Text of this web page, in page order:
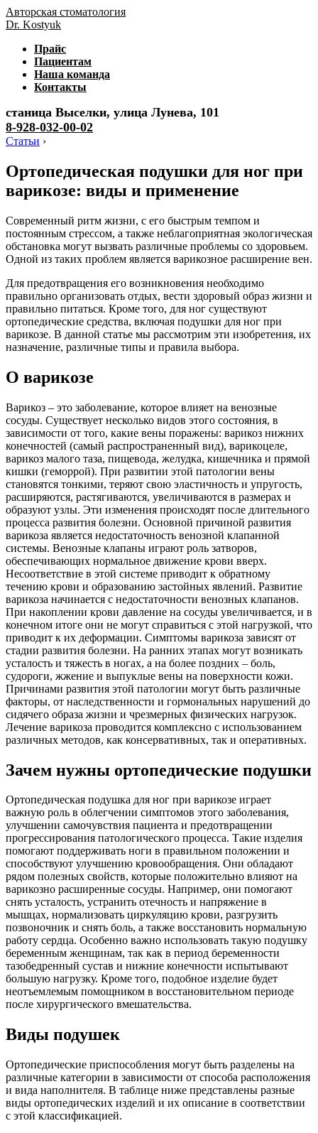
Авторская стоматология
Dr. Kostyuk
Прайс
Пациентам
Наша команда
Контакты
станица Выселки, улица Лунева, 101
8-928-032-00-02
Статьи ›
Ортопедическая подушки для ног при
варикозе: виды и применение
Современный ритм жизни, с его быстрым темпом и
постоянным стрессом, а также неблагоприятная экологическая
обстановка могут вызвать различные проблемы со здоровьем.
Одной из таких проблем является варикозное расширение вен.
Для предотвращения его возникновения необходимо
правильно организовать отдых, вести здоровый образ жизни и
правильно питаться. Кроме того, для ног существуют
ортопедические средства, включая подушки для ног при
варикозе. В данной статье мы рассмотрим эти изобретения, их
назначение, различные типы и правила выбора.
О варикозе
Варикоз – это заболевание, которое влияет на венозные
сосуды. Существует несколько видов этого состояния, в
зависимости от того, какие вены поражены: варикоз нижних
конечностей (самый распространенный вид), варикоцеле,
варикоз малого таза, пищевода, желудка, кишечника и прямой
кишки (геморрой). При развитии этой патологии вены
становятся тонкими, теряют свою эластичность и упругость,
расширяются, растягиваются, увеличиваются в размерах и
образуют узлы. Эти изменения происходят после длительного
процесса развития болезни. Основной причиной развития
варикоза является недостаточность венозной клапанной
системы. Венозные клапаны играют роль затворов,
обеспечивающих нормальное движение крови вверх.
Несоответствие в этой системе приводит к обратному
течению крови и образованию застойных явлений. Развитие
варикоза начинается с недостаточности венозных клапанов.
При накоплении крови давление на сосуды увеличивается, и в
конечном итоге они не могут справиться с этой нагрузкой, что
приводит к их деформации. Симптомы варикоза зависят от
стадии развития болезни. На ранних этапах могут возникать
усталость и тяжесть в ногах, а на более поздних – боль,
судороги, жжение и выпуклые вены на поверхности кожи.
Причинами развития этой патологии могут быть различные
факторы, от наследственности и гормональных нарушений до
сидячего образа жизни и чрезмерных физических нагрузок.
Лечение варикоза проводится комплексно с использованием
различных методов, как консервативных, так и оперативных.
Зачем нужны ортопедические подушки
Ортопедическая подушка для ног при варикозе играет
важную роль в облегчении симптомов этого заболевания,
улучшении самочувствия пациента и предотвращении
прогрессирования патологического процесса. Такие изделия
помогают поддерживать ноги в правильном положении и
способствуют улучшению кровообращения. Они обладают
рядом полезных свойств, которые положительно влияют на
варикозно расширенные сосуды. Например, они помогают
снять усталость, устранить отечность и напряжение в
мышцах, нормализовать циркуляцию крови, разгрузить
позвоночник и снять боль, а также восстановить нормальную
работу сердца. Особенно важно использовать такую подушку
беременным женщинам, так как в период беременности
тазобедренный сустав и нижние конечности испытывают
большую нагрузку. Кроме того, подобное изделие будет
неотъемлемым помощником в восстановительном периоде
после хирургического вмешательства.
Виды подушек
Ортопедические приспособления могут быть разделены на
различные категории в зависимости от способа расположения
и вида наполнителя. В таблице ниже представлены разные
виды ортопедических изделий и их описание в соответствии
с этой классификацией.